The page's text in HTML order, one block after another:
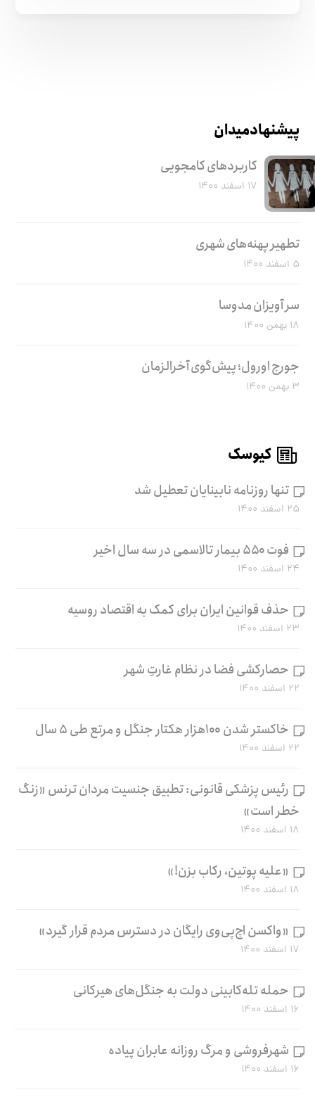
پیشنهاد میدان
کاربرد‌های کامجویی
۱۷ اسفند ۱۴۰۰
تطهیر پهنه‌های شهری
۵ اسفند ۱۴۰۰
سر آویزان مدوسا
۱۸ بهمن ۱۴۰۰
جورج اورول؛ پیش‌گوی آخرالزمان
۳ بهمن ۱۴۰۰
کیوسک
تنها روزنامه نابینایان تعطیل شد
۲۵ اسفند ۱۴۰۰
فوت ۵۵۰ بیمار تالاسمی در سه سال اخیر
۲۴ اسفند ۱۴۰۰
حذف قوانین ایران برای کمک به اقتصاد روسیه
۲۳ اسفند ۱۴۰۰
حصارکشی فضا در نظام غارتِ شهر
۲۲ اسفند ۱۴۰۰
خاکستر شدن ۱۰۰هزار هکتار جنگل و مرتع طی ۵ سال
۲۲ اسفند ۱۴۰۰
رئیس پزشکی قانونی: تطبیق جنسیت مردان ترنس «زنگ
خطر است»
۱۸ اسفند ۱۴۰۰
«علیه پوتین، رکاب بزن!»
۱۸ اسفند ۱۴۰۰
«واکسن اچ‌پی‌وی رایگان در دسترس مردم قرار گیرد»
۱۷ اسفند ۱۴۰۰
حمله تله‌کابینی دولت به جنگل‌های هیرکانی
۱۶ اسفند ۱۴۰۰
شهرفروشی و مرگ روزانه عابران پیاده
۱۶ اسفند ۱۴۰۰